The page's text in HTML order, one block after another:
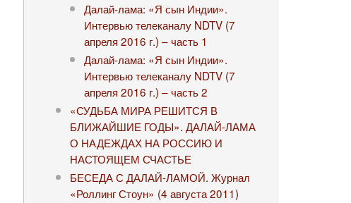
Далай-лама: «Я сын Индии».
Интервью телеканалу NDTV (7
апреля 2016 г.) – часть 1
Далай-лама: «Я сын Индии».
Интервью телеканалу NDTV (7
апреля 2016 г.) – часть 2
«СУДЬБА МИРА РЕШИТСЯ В
БЛИЖАЙШИЕ ГОДЫ». ДАЛАЙ-ЛАМА
О НАДЕЖДАХ НА РОССИЮ И
НАСТОЯЩЕМ СЧАСТЬЕ
БЕСЕДА С ДАЛАЙ-ЛАМОЙ. Журнал
«Роллинг Стоун» (4 августа 2011)